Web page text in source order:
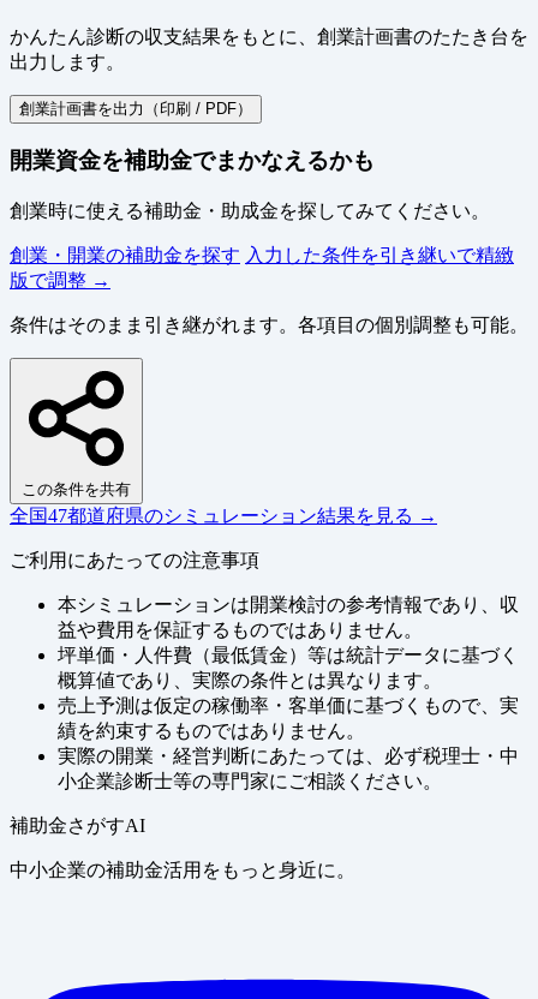
かんたん診断の収支結果をもとに、創業計画書のたたき台を
出力します。
創業計画書を出力（印刷 / PDF）
開業資金を補助金でまかなえるかも
創業時に使える補助金・助成金を探してみてください。
創業・開業の補助金を探す 入力した条件を引き継いで精緻
版で調整 →
条件はそのまま引き継がれます。各項目の個別調整も可能。
この条件を共有
全国47都道府県のシミュレーション結果を見る →
ご利用にあたっての注意事項
本シミュレーションは開業検討の参考情報であり、収
益や費用を保証するものではありません。
坪単価・人件費（最低賃金）等は統計データに基づく
概算値であり、実際の条件とは異なります。
売上予測は仮定の稼働率・客単価に基づくもので、実
績を約束するものではありません。
実際の開業・経営判断にあたっては、必ず税理士・中
小企業診断士等の専門家にご相談ください。
補助金さがすAI
中小企業の補助金活用をもっと身近に。